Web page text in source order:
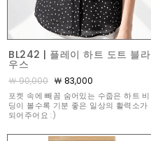
BL242 | 플레이 하트 도트 블라
우스
￦ 90,000 ￦ 83,000
포켓 속에 빼꼼 숨어있는 수줍은 하트 비
딩이 볼수록 기분 좋은 일상의 활력소가
되어주어요 :)